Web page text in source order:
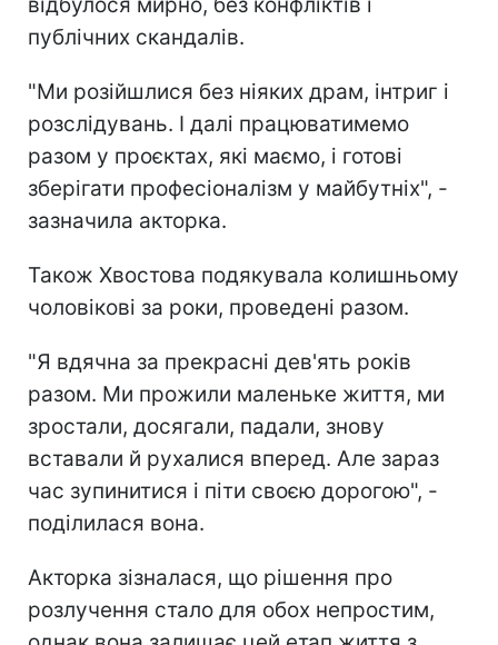
публічних скандалів.
"Ми розійшлися без ніяких драм, інтриг і
розслідувань. І далі працюватимемо
разом у проєктах, які маємо, і готові
зберігати професіоналізм у майбутніх", -
зазначила акторка.
Також Хвостова подякувала колишньому
чоловікові за роки, проведені разом.
"Я вдячна за прекрасні дев'ять років
разом. Ми прожили маленьке життя, ми
зростали, досягали, падали, знову
вставали й рухалися вперед. Але зараз
час зупинитися і піти своєю дорогою", -
поділилася вона.
Акторка зізналася, що рішення про
розлучення стало для обох непростим,